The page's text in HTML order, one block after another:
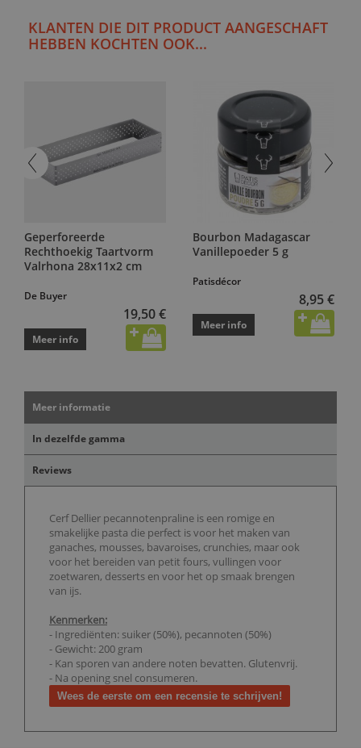
KLANTEN DIE DIT PRODUCT AANGESCHAFT
HEBBEN KOCHTEN OOK...
Geperforeerde
Rechthoekig Taartvorm
Valrhona 28x11x2 cm
De Buyer
19,50 €
Meer info
Bourbon Madagascar
Vanillepoeder 5 g
Patisdécor
8,95 €
Meer info
Meer informatie
In dezelfde gamma
Reviews
Cerf Dellier pecannotenpraline is een romige en
smakelijke pasta die perfect is voor het maken van
ganaches, mousses, bavaroises, crunchies, maar ook
voor het bereiden van petit fours, vullingen voor
zoetwaren, desserts en voor het op smaak brengen
van ijs.
Kenmerken:
- Ingrediënten: suiker (50%), pecannoten (50%)
- Gewicht: 200 gram
- Kan sporen van andere noten bevatten. Glutenvrij.
- Na opening snel consumeren.
Wees de eerste om een recensie te schrijven!